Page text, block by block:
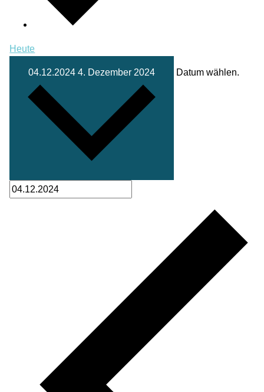
Heute
04.12.20244. Dezember 2024 Datum wählen.